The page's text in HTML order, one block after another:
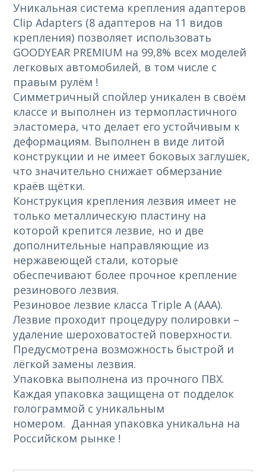
Уникальная система крепления адаптеров
Clip Adapters (8 адаптеров на 11 видов
крепления) позволяет использовать
GOODYEAR PREMIUM на 99,8% всех моделей
легковых автомобилей, в том числе с
правым рулём !
Симметричный спойлер уникален в своём
классе и выполнен из термопластичного
эластомера, что делает его устойчивым к
деформациям. Выполнен в виде литой
конструкции и не имеет боковых заглушек,
что значительно снижает обмерзание
краёв щётки.
Конструкция крепления лезвия имеет не
только металлическую пластину на
которой крепится лезвие, но и две
дополнительные направляющие из
нержавеющей стали, которые
обеспечивают более прочное крепление
резинового лезвия.
Резиновое лезвие класса Triple A (ААА).
Лезвие проходит процедуру полировки –
удаление шероховатостей поверхности.
Предусмотрена возможность быстрой и
лёгкой замены лезвия.
Упаковка выполнена из прочного ПВХ.
Каждая упаковка защищена от подделок
голограммой с уникальным
номером. Данная упаковка уникальна на
Российском рынке !